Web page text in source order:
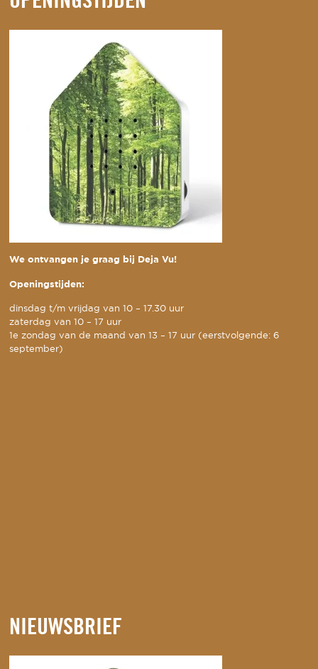
We ontvangen je graag bij Deja Vu!
Openingstijden:
dinsdag t/m vrijdag van 10 – 17.30 uur
zaterdag van 10 – 17 uur
1e zondag van de maand van 13 – 17 uur (eerstvolgende: 6
september)
NIEUWSBRIEF